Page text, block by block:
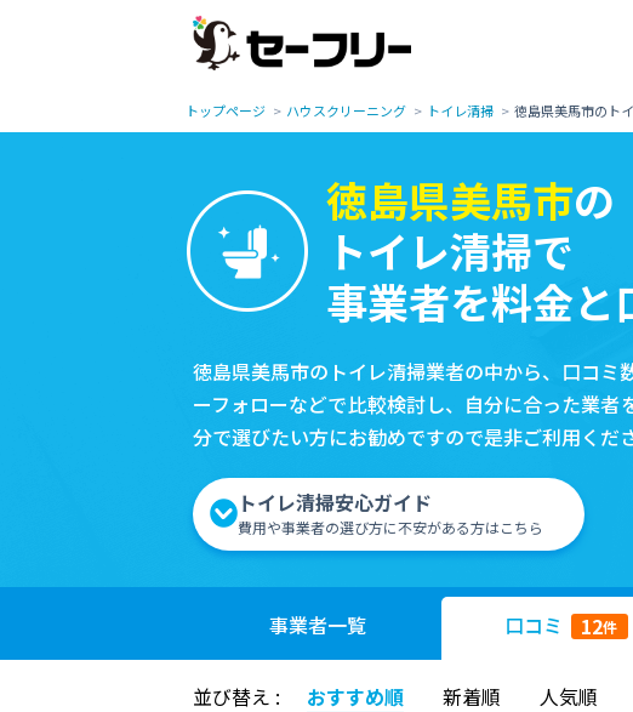
トップページ ハウスクリーニング トイレ清掃 徳島県美馬市のト
徳島県美馬市の
トイレ清掃で
事業者を料金と
徳島県美馬市のトイレ清掃業者の中から、口コ
ーフォローなどで比較検討し、自分に合った業
分で選びたい方にお勧めですので是非ご利用くだ
トイレ清掃安心ガイド
費用や事業者の選び方に不安がある方はこちら
事業者一覧 口コミ 12件
並び替え : おすすめ順 新着順 人気順